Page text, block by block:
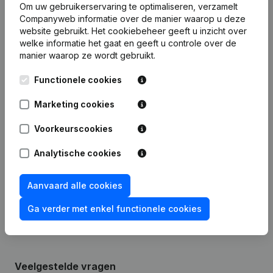
Brutomarge €41.418 €29.118 €44.233 € 4.167
Publicatiesvan Streat
24-01-2022
Rubriek Oprichting (Nieuwe
Rechtspersoon, Opening Bijkantoor,
enz...)
Veelgestelde vragen
Om uw gebruikerservaring te optimaliseren, verzamelt
Companyweb informatie over de manier waarop u deze
website gebruikt. Het cookiebeheer geeft u inzicht over
welke informatie het gaat en geeft u controle over de
manier waarop ze wordt gebruikt.
Functionele cookies
Marketing cookies
Voorkeurscookies
Analytische cookies
Aanvaard alle cookies
Ga verder met enkel functionele cookies